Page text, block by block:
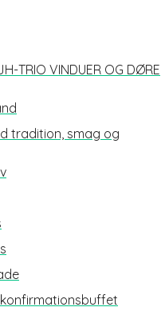
TRIO VINDUER OG DØRE
tradition, smag og